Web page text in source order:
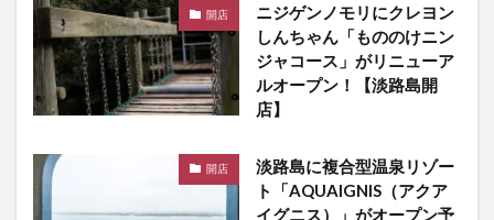
開店
ニジゲンノモリにクレヨン
しんちゃん「もののけニン
ジャコース」がリニューア
ルオープン！【淡路島開
店】
開店
淡路島に複合型温泉リゾー
ト「AQUAIGNIS（アクア
イグニス）」がオープン予